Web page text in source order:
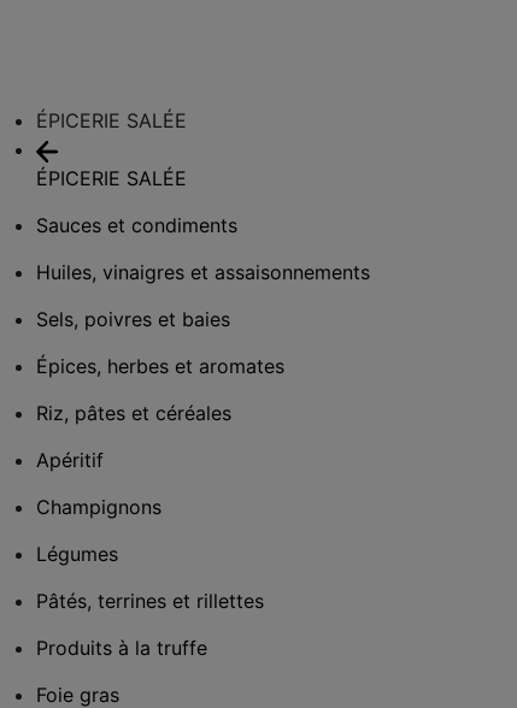
ÉPICERIE SALÉE
ÉPICERIE SALÉE
Sauces et condiments
Huiles, vinaigres et assaisonnements
Sels, poivres et baies
Épices, herbes et aromates
Riz, pâtes et céréales
Apéritif
Champignons
Légumes
Pâtés, terrines et rillettes
Produits à la truffe
Foie gras